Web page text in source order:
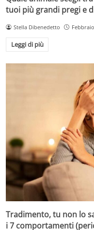
tuoi più grandi pregi e
Stella Dibenedetto
Leggi di più
Tradimento, tu non lo
i 7 comportamenti